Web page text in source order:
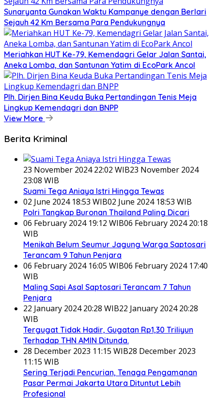
Sunaryanta Gunakan Waktu Kampanye dengan Berlari
Sejauh 42 Km Bersama Para Pendukungnya
Meriahkan HUT Ke-79, Kemendagri Gelar Jalan Santai,
Aneka Lomba, dan Santunan Yatim di EcoPark Ancol
Plh. Dirjen Bina Keuda Buka Pertandingan Tenis Meja
Lingkup Kemendagri dan BNPP
View More
Berita Kriminal
23 November 2024 22:02 WIB23 November 2024
23:08 WIB
Suami Tega Aniaya Istri Hingga Tewas
02 June 2024 18:53 WIB02 June 2024 18:53 WIB
Polri Tangkap Buronan Thailand Paling Dicari
06 February 2024 19:12 WIB06 February 2024 20:18
WIB
Menikah Belum Seumur Jagung Warga Saptosari
Terancam 9 Tahun Penjara
06 February 2024 16:05 WIB06 February 2024 17:40
WIB
Maling Sapi Asal Saptosari Terancam 7 Tahun
Penjara
22 January 2024 20:28 WIB22 January 2024 20:28
WIB
Tergugat Tidak Hadir, Gugatan Rp1,30 Triliyun
Terhadap THN AMIN Ditunda.
28 December 2023 11:15 WIB28 December 2023
11:15 WIB
Sering Terjadi Pencurian, Tenaga Pengamanan
Pasar Permai Jakarta Utara Dituntut Lebih
Profesional